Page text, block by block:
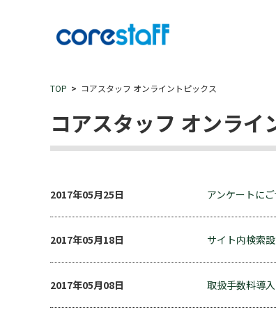
TOP コアスタッフ オンライントピックス
コアスタッフ オンライ
2017年05月25日 アンケートに
2017年05月18日 サイト内検索
2017年05月08日 取扱手数料導